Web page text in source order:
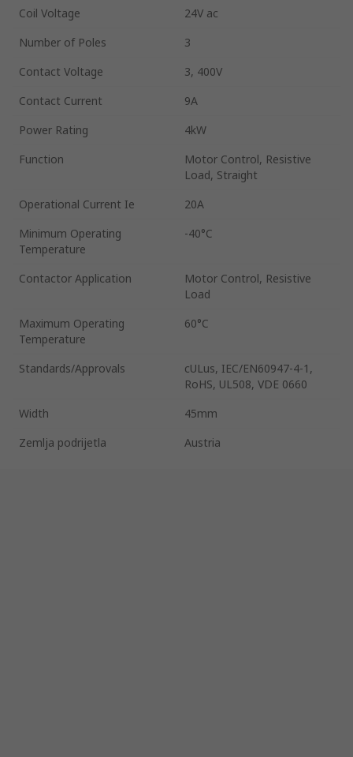
Coil Voltage
24V ac
Number of Poles
3
Contact Voltage
3, 400V
Contact Current
9A
Power Rating
4kW
Function
Motor Control, Resistive
Load, Straight
Operational Current Ie
20A
Minimum Operating
Temperature
-40°C
Contactor Application
Motor Control, Resistive
Load
Maximum Operating
Temperature
60°C
Standards/Approvals
cULus, IEC/EN60947-4-1,
RoHS, UL508, VDE 0660
Width
45mm
Zemlja podrijetla
Austria